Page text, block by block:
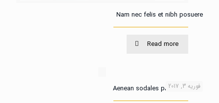
Nam nec felis et nibh posuere
Read more
فوریه 3, 2017
Aenean sodales pretium nullam